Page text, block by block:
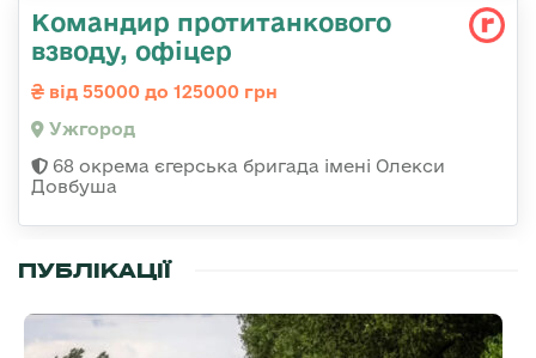
Командир протитанкового
взводу, офіцер
від 55000 до 125000 грн
Ужгород
68 окрема єгерська бригада імені Олекси
Довбуша
ПУБЛІКАЦІЇ